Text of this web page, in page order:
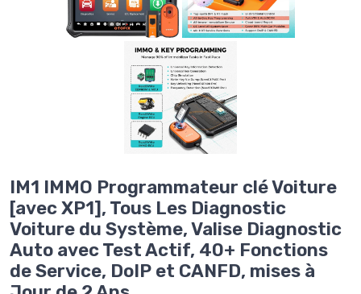
IM1 IMMO Programmateur clé Voiture
[avec XP1], Tous Les Diagnostic
Voiture du Système, Valise Diagnostic
Auto avec Test Actif, 40+ Fonctions
de Service, DoIP et CANFD, mises à